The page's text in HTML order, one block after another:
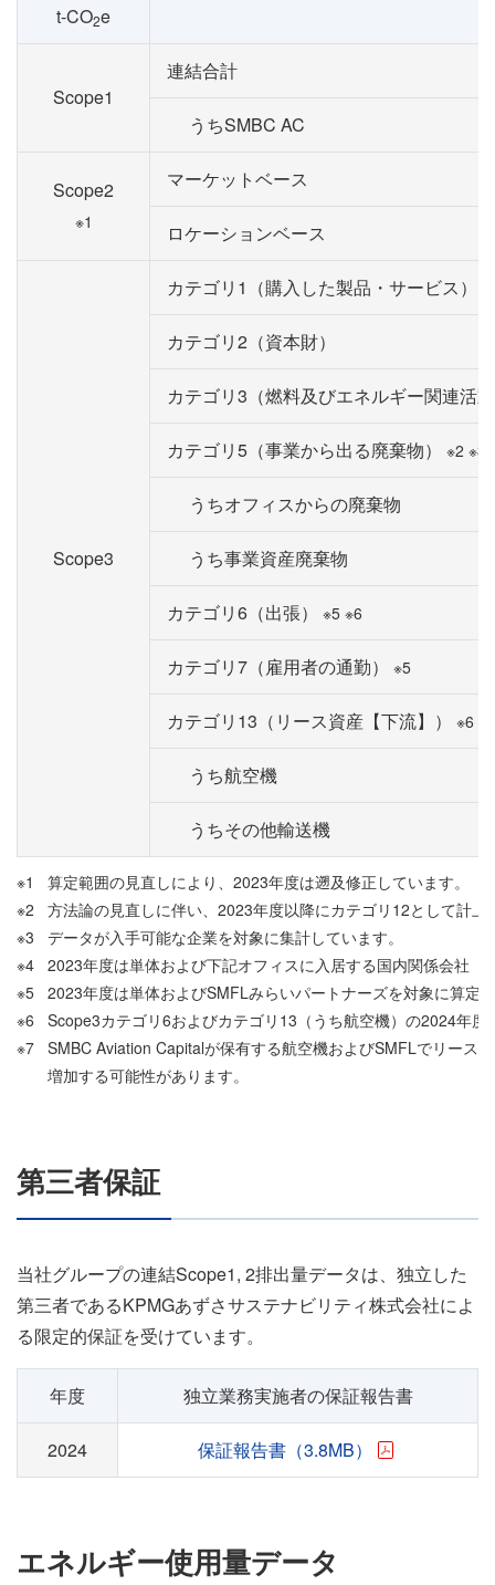
t-CO2e
Scope1
連結合計
うちSMBC AC
Scope2
※1
マーケットベース
ロケーションベース
Scope3
カテゴリ1（購入した製品・サービス）
カテゴリ2（資本財）
カテゴリ3（燃料及びエネルギー関連活
カテゴリ5（事業から出る廃棄物） ※2 ※3
うちオフィスからの廃棄物
うち事業資産廃棄物
カテゴリ6（出張） ※5 ※6
カテゴリ7（雇用者の通勤） ※5
カテゴリ13（リース資産【下流】） ※6 ※7
うち航空機
うちその他輸送機
※1
算定範囲の見直しにより、2023年度は遡及修正しています。
※2
方法論の見直しに伴い、2023年度以降にカテゴリ12として計
※3
データが入手可能な企業を対象に集計しています。
※4 2023年度は単体および下記オフィスに入居する国内関係会社
※5 2023年度は単体およびSMFLみらいパートナーズを対象に算定
※6
Scope3カテゴリ6およびカテゴリ13（うち航空機）の2024年度
※7 SMBC Aviation Capitalが保有する航空機およびSMFLでリース
増加する可能性があります。
第三者保証
当社グループの連結Scope1, 2排出量データは、独立した
第三者であるKPMGあずさサステナビリティ株式会社によ
る限定的保証を受けています。
年度 独立業務実施者の保証報告書
2024 保証報告書（3.8MB）
エネルギー使用量データ